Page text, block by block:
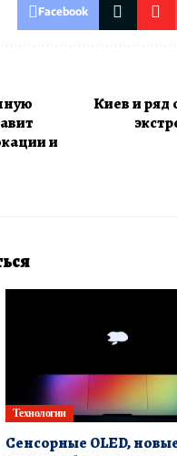
Facebook
и
Киев и ряд
Технологии
Сенсорные OLED,